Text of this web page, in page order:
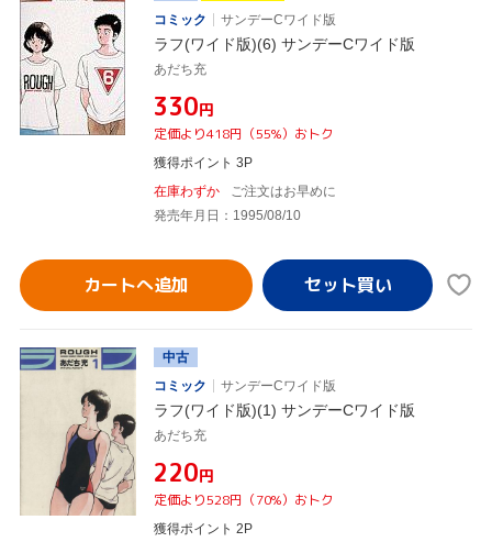
コミック
サンデーCワイド版
ラフ(ワイド版)(6) サンデーCワイド版
あだち充
¥330円
定価より418円（55%）おトク
獲得ポイント 3P
在庫わずか
ご注文はお早めに
発売年月日：1995/08/10
カートへ追加
中古
コミック
サンデーCワイド版
ラフ(ワイド版)(1) サンデーCワイド版
あだち充
¥220円
定価より528円（70%）おトク
獲得ポイント 2P